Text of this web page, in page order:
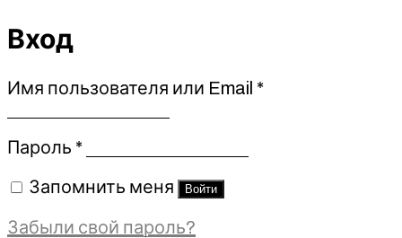
Вход
Имя пользователя или Email *Обязательно
Пароль *Обязательно
Запомнить меня Войти
Забыли свой пароль?